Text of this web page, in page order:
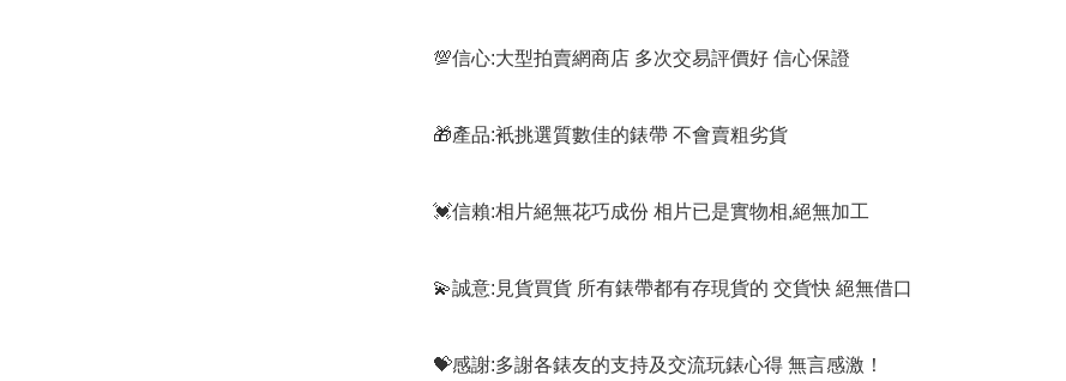
💯信心:大型拍賣網商店 多次交易評價好 信心保證
🎁產品:衹挑選質數佳的錶帶 不會賣粗劣貨
💓信賴:相片絕無花巧成份 相片已是實物相,絕無加工
💫誠意:見貨買貨 所有錶帶都有存現貨的 交貨快 絕無借口
💝感謝:多謝各錶友的支持及交流玩錶心得 無言感激！